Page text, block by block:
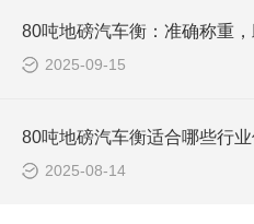
2025-09-15
2025-08-14